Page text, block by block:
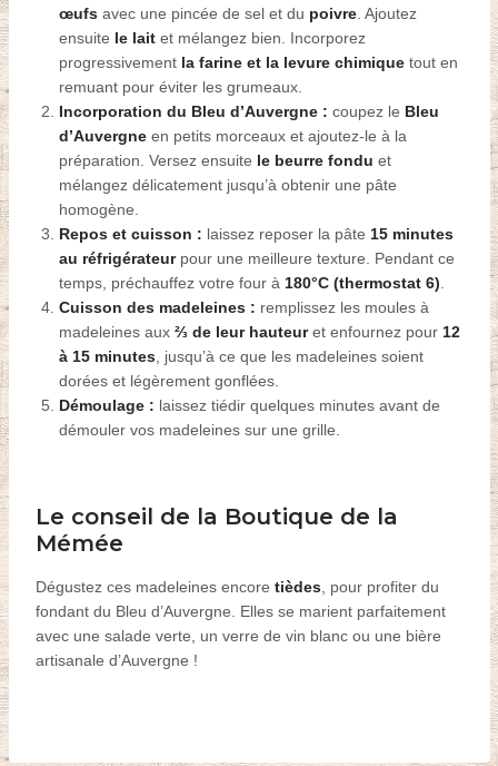
œufsavec une pincée de sel et du poivre. Ajoutez
ensuite le laitet mélangez bien. Incorporez
progressivement la farine et la levure chimiquetout en
remuant pour éviter les grumeaux.
Incorporation du Bleu d’Auvergne : coupez le Bleu
d’Auvergneen petits morceaux et ajoutez-le à la
préparation. Versez ensuite le beurre fondu et
mélangez délicatement jusqu’à obtenir une pâte
homogène.
Repos et cuisson : laissez reposer la pâte 15 minutes
au réfrigérateurpour une meilleure texture. Pendant ce
temps, préchauffez votre four à 180°C (thermostat 6).
Cuisson des madeleines : remplissez les moules à
madeleines aux ⅔ de leur hauteuret enfournez pour 12
à 15 minutes, jusqu’à ce que les madeleines soient
dorées et légèrement gonflées.
Démoulage : laissez tiédir quelques minutes avant de
démouler vos madeleines sur une grille.
Le conseil de la Boutique de la
Mémée
Dégustez ces madeleines encore tièdes, pour profiter du
fondant du Bleu d’Auvergne. Elles se marient parfaitement
avec une salade verte, un verre de vin blancou une bière
artisanale d’Auvergne !